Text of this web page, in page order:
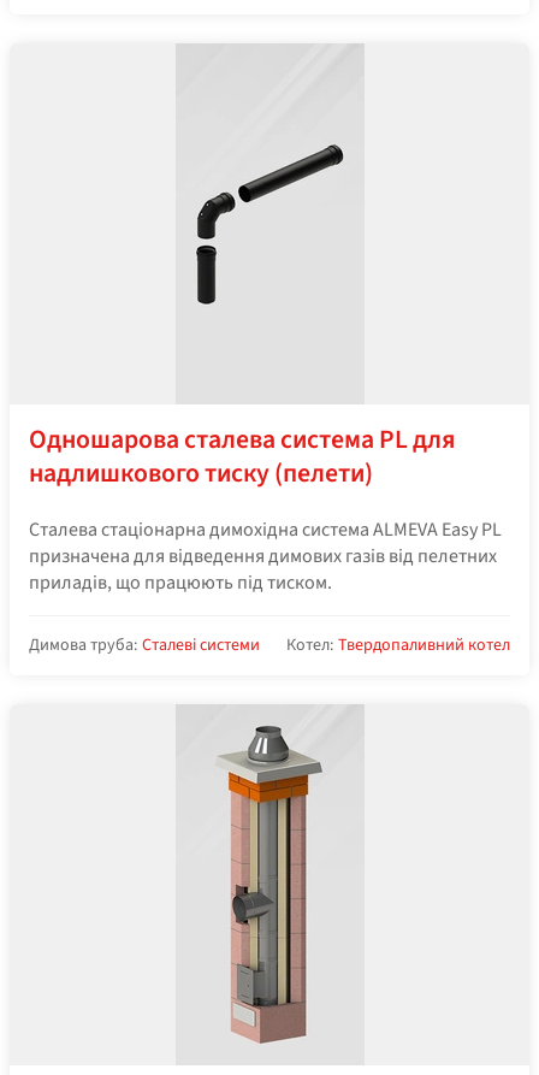
Одношарова сталева система PL для
надлишкового тиску (пелети)
Сталева стаціонарна димохідна система ALMEVA Easy PL
призначена для відведення димових газів від пелетних
приладів, що працюють під тиском.
Димова труба: Сталеві системи Котел: Твердопаливний котел